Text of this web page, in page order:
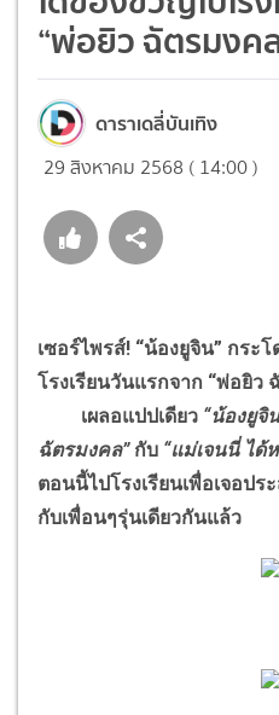
“พ่อยิว ฉัตรมงค
ดาราเดลี่บันเทิง
29 สิงหาคม 2568 ( 14:00 )
เซอร์ไพรส์! “น้องยูจิน” กระ
โรงเรียนวันแรกจาก “พ่อยิว
เผลอแปปเดียว “น้องยูจิ
ฉัตรมงคล”กับ “แม่เจนนี่ ได้
ตอนนี้ไปโรงเรียนเพื่อเจอป
กับเพื่อนๆรุ่นเดียวกันแล้ว